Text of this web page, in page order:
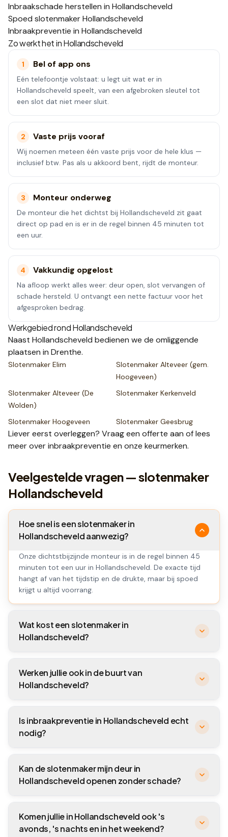
Inbraakschade herstellen in Hollandscheveld
Spoed slotenmaker Hollandscheveld
Inbraakpreventie in Hollandscheveld
Zo werkt het inHollandscheveld
1 Bel of app ons
Eén telefoontje volstaat: u legt uit wat er in
Hollandscheveld speelt, van een afgebroken sleutel tot
een slot dat niet meer sluit.
2 Vaste prijs vooraf
Wij noemen meteen één vaste prijs voor de hele klus —
inclusief btw. Pas als u akkoord bent, rijdt de monteur.
3 Monteur onderweg
De monteur die het dichtst bij Hollandscheveld zit gaat
direct op pad en is er in de regel binnen 45 minuten tot
een uur.
4 Vakkundig opgelost
Na afloop werkt alles weer: deur open, slot vervangen of
schade hersteld. U ontvangt een nette factuur voor het
afgesproken bedrag.
Werkgebied rondHollandscheveld
Naast Hollandscheveld bedienen we de omliggende
plaatsen in Drenthe.
Slotenmaker Elim Slotenmaker Alteveer (gem.
Hoogeveen)
Slotenmaker Alteveer (De
Wolden)
Slotenmaker Kerkenveld
Slotenmaker Hoogeveen Slotenmaker Geesbrug
Liever eerst overleggen? Vraag een offerte aan of lees
meer overinbraakpreventie en onze keurmerken.
Veelgestelde vragen — slotenmaker
Hollandscheveld
Hoe snel is een slotenmaker in
Hollandscheveld aanwezig?
Onze dichtstbijzijnde monteur is in de regel binnen 45
minuten tot een uur in Hollandscheveld. De exacte tijd
hangt af van het tijdstip en de drukte, maar bij spoed
krijgt u altijd voorrang.
Wat kost een slotenmaker in
Hollandscheveld?
Werken jullie ook in de buurt van
Hollandscheveld?
Is inbraakpreventie in Hollandscheveld echt
nodig?
Kan de slotenmaker mijn deur in
Hollandscheveld openen zonder schade?
Komen jullie in Hollandscheveld ook 's
avonds, 's nachts en in het weekend?